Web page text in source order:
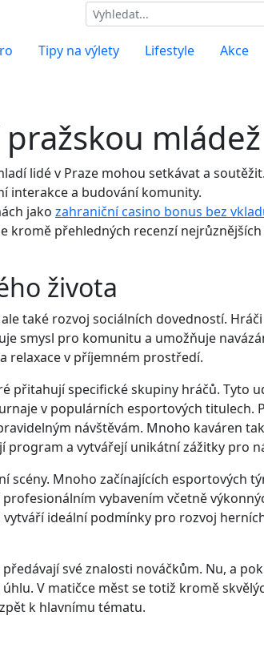
Tipy na výlety Lifestyle Akce
mládež
lidé v Praze mohou setkávat a
interakce a budování komunity.
jako zahraniční casino bonus bez
kromě přehledných recenzí
života
také rozvoj sociálních dovedností.
smysl pro komunitu a umožňuje
relaxace v příjemném prostředí.
přitahují specifické skupiny hráčů. Tyto
v populárních esportových titulech.
návštěvám. Mnoho kaváren
a vytvářejí unikátní zážitky pro
Mnoho začínajících esportových
vybavením včetně
ideální podmínky pro rozvoj
své znalosti nováčkům. Nu, a
V matičce měst se totiž kromě
k hlavnímu tématu.